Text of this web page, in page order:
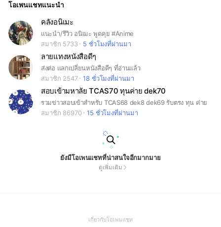
โอเพนแชทแนะนำ
คลังอนิเมะ
แนะนำ/รีวิว อนิเมะ พูดคุย #Anime
สมาชิก 5733
5 ชั่วโมงที่ผ่านมา
ลายแทงหนังสือดีๆ
ส่งต่อ แลกเปลี่ยนหนังสือดีๆ ที่อ่านแล้ว
สมาชิก 2547
18 ชั่วโมงที่ผ่านมา
สอบเข้ามหาลัย TCAS70 ทุนค่าย dek70
รวมข่าวสอบเข้าสำหรับ TCAS68 dek8 dek69 รับตรง ทุน ค่าย
สมาชิก 86970
15 ชั่วโมงที่ผ่านมา
ยังมีโอเพนแชทที่น่าสนใจอีกมากมาย
ดูเพิ่มเติม
เกี่ยวกับโอเพนแชท(Open